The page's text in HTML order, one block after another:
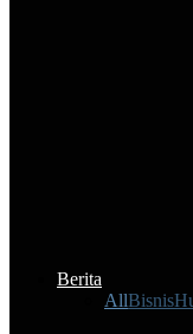
Berita
AllBisnis